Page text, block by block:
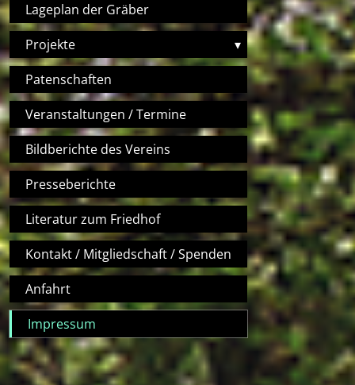
Lageplan der Gräber
Projekte
▾
Patenschaften
Veranstaltungen / Termine
Bildberichte des Vereins
Presseberichte
Literatur zum Friedhof
Kontakt / Mitgliedschaft / Spenden
Anfahrt
Impressum